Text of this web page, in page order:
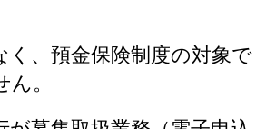
く、預金保険制度の対象で
。